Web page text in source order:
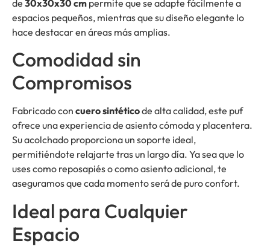
de 30x30x30 cm permite que se adapte fácilmente a
espacios pequeños, mientras que su diseño elegante lo
hace destacar en áreas más amplias.
Comodidad sin
Compromisos
Fabricado con cuero sintéticode alta calidad, este puf
ofrece una experiencia de asiento cómoda y placentera.
Su acolchado proporciona un soporte ideal,
permitiéndote relajarte tras un largo día. Ya sea que lo
uses como reposapiés o como asiento adicional, te
aseguramos que cada momento será de puro confort.
Ideal para Cualquier
Espacio